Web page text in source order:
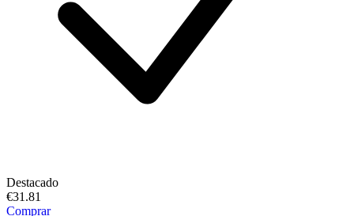
Destacado
€31.81
Comprar